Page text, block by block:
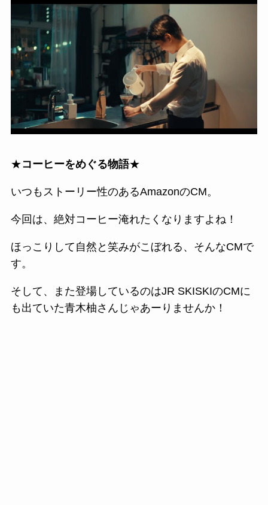
★コーヒーをめぐる物語★
いつもストーリー性のあるAmazonのCM。
今回は、絶対コーヒー淹れたくなりますよね！
ほっこりして自然と笑みがこぼれる、そんなCMで
す。
そして、また登場しているのはJR SKISKIのCMに
も出ていた青木柚さんじゃあーりませんか！